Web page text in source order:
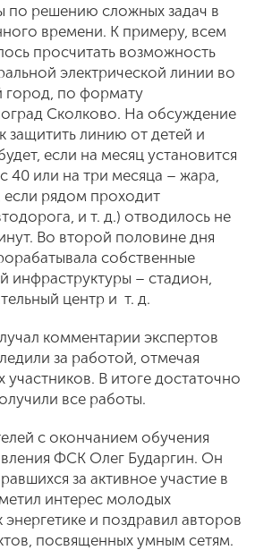
по решению сложных задач в
времени. К примеру, всем
просчитать возможность
электрической линии во
город, по формату
Сколково. На обсуждение
защитить линию от детей и
если на месяц установится
40 или на три месяца – жара,
рядом проходит
и т. д.) отводилось не
Во второй половине дня
собственные
инфраструктуры – стадион,
центр и т. д.
комментарии экспертов
за работой, отмечая
участников. В итоге достаточно
все работы.
с окончанием обучения
ФСК Олег Бударгин. Он
за активное участие в
интерес молодых
и поздравил авторов
посвященных умным сетям.